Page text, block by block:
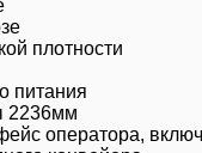
плотности
питания
2236мм
оператора,